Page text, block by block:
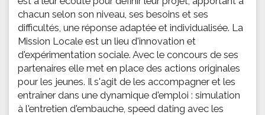
chacun selon son niveau, ses besoins et ses
difficultés, une réponse adaptée et individualisée. La
Mission Locale est un lieu d'innovation et
d'expérimentation sociale. Avec le concours de ses
partenaires elle met en place des actions originales
pour les jeunes. Il s'agit de les accompagner et les
entraîner dans une dynamique d'emploi : simulation
à l'entretien d'embauche, speed dating avec les